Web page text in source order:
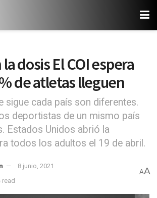
dosis El COI espera
de atletas lleguen
sigue cada país son diferentes.
deportistas de un mismo país
Estados Unidos abrió la
todos los adultos el 19 de abril.
8 junio, 2021
read
AA